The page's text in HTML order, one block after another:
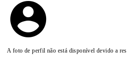
A foto de perfil não está disponível devido a